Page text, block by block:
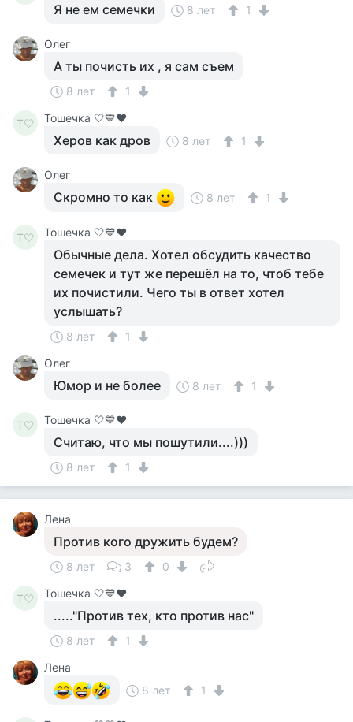
Я не ем семечки 8 лет 1
Олег
А ты почисть их , я сам съем
8 лет 1
Т🤍 Тошечка 🤍💙♥️
Херов как дров 8 лет 1
Олег
Скромно то как 8 лет 1
Т🤍 Тошечка 🤍💙♥️
Обычные дела. Хотел обсудить качество
семечек и тут же перешёл на то, чтоб тебе
их почистили. Чего ты в ответ хотел
услышать?
8 лет
1
Олег
Юмор и не более 8 лет 1
Т🤍 Тошечка 🤍💙♥️
Считаю, что мы пошутили....)))
8 лет 1
Лена
Против кого дружить будем?
8 лет 3 0
Т🤍 Тошечка 🤍💙♥️
....."Против тех, кто против нас"
8 лет
1
Лена
8 лет
1